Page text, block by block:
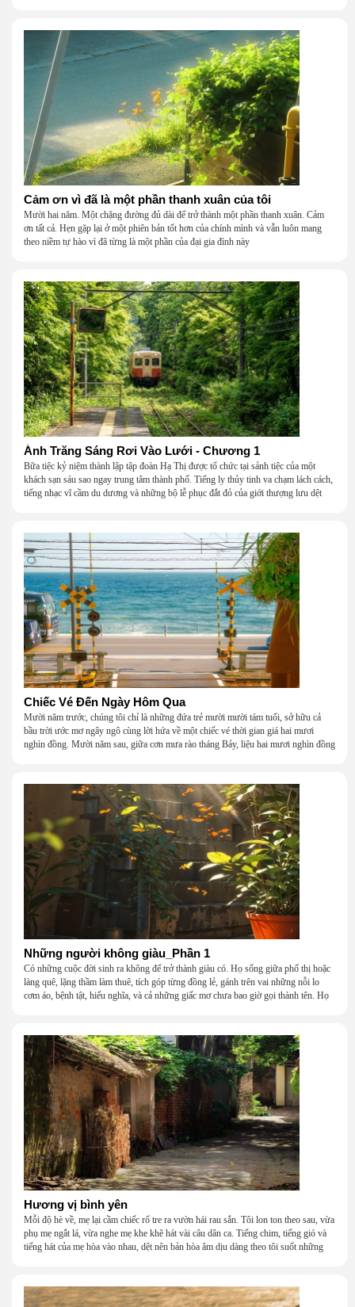
Cảm ơn vì đã là một phần thanh xuân của tôi
Mười hai năm. Một chặng đường đủ dài để trở thành một phần thanh xuân. Cảm
ơn tất cả. Hẹn gặp lại ở một phiên bản tốt hơn của chính mình và vẫn luôn mang
theo niềm tự hào vì đã từng là một phần của đại gia đình này
Ánh Trăng Sáng Rơi Vào Lưới - Chương 1
Bữa tiệc kỷ niệm thành lập tập đoàn Hạ Thị được tổ chức tại sảnh tiệc của một
khách sạn sáu sao ngay trung tâm thành phố. Tiếng ly thủy tinh va chạm lách cách,
tiếng nhạc vĩ cầm du dương và những bộ lễ phục đắt đỏ của giới thượng lưu dệt
Chiếc Vé Đến Ngày Hôm Qua
Mười năm trước, chúng tôi chỉ là những đứa trẻ mười mười tám tuổi, sở hữu cả
bầu trời ước mơ ngây ngô cùng lời hứa về một chiếc vé thời gian giá hai mươi
nghìn đồng. Mười năm sau, giữa cơn mưa rào tháng Bảy, liệu hai mươi nghìn đồng
Những người không giàu_Phần 1
Có những cuộc đời sinh ra không để trở thành giàu có. Họ sống giữa phố thị hoặc
làng quê, lặng thầm làm thuê, tích góp từng đồng lẻ, gánh trên vai những nỗi lo
cơm áo, bệnh tật, hiếu nghĩa, và cả những giấc mơ chưa bao giờ gọi thành tên. Họ
một mái nhà bằng lòng thương, bằng sự nhẫn nại và một niềm tin cũ kỹ rằng: dẫu
nghèo đến đâu, cũng còn có nhau để quay về.
Hương vị bình yên
Mỗi độ hè về, mẹ lại cầm chiếc rổ tre ra vườn hái rau sắn. Tôi lon ton theo sau, vừa
phụ mẹ ngắt lá, vừa nghe mẹ khe khẽ hát vài câu dân ca. Tiếng chim, tiếng gió và
tiếng hát của mẹ hòa vào nhau, dệt nên bản hòa âm dịu dàng theo tôi suốt những